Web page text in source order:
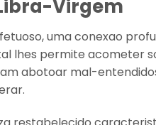
Virgem
uma conexao
lhes permite acometer
abotoar mal-